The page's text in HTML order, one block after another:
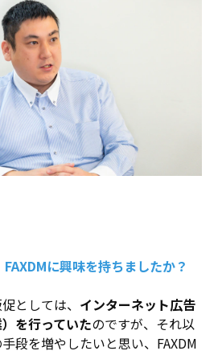
に興味を持ちましたか？
としては、 インターネット広告
を行っていたのですが、それ以
段を増やしたいと思い、FAXDM